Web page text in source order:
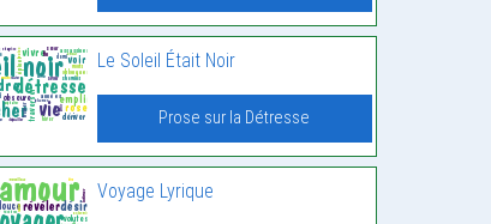
Le Soleil Était Noir
Prose sur la Détresse
Voyage Lyrique